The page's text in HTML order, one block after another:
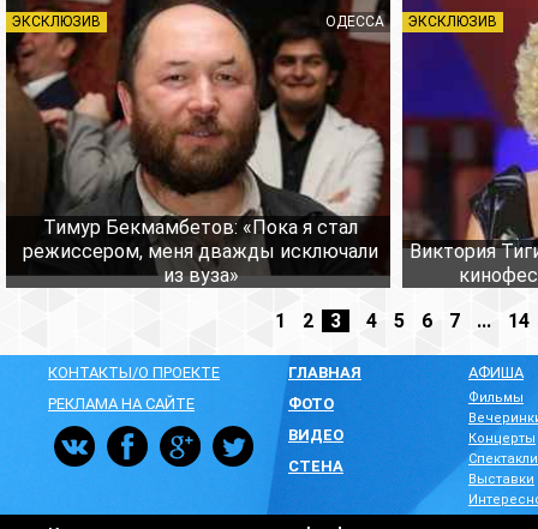
Тимур Бекмамбетов: «Пока я стал
режиссером, меня дважды исключали
из вуза»
ЭКСКЛЮЗИВ ОДЕССА
Виктория
ЭКСКЛЮЗИВ
1 2 3 4 5 6 7 ... 14
КОНТАКТЫ/О ПРОЕКТЕ
РЕКЛАМА НА САЙТЕ
ГЛАВНАЯ
ФОТО
ВИДЕО
СТЕНА
АФИША
Фильмы
Концерты
Спектакли
Выставки